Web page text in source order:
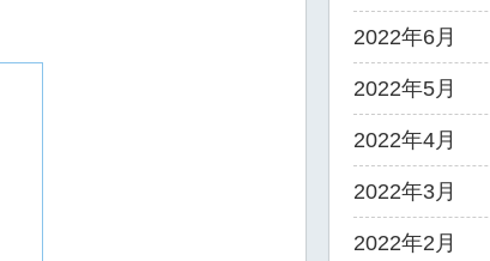
2022年6月
2022年5月
2022年4月
2022年3月
2022年2月